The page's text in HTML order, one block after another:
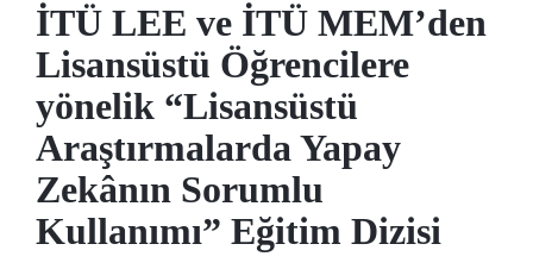
İTÜ LEE ve İTÜ MEM’den
Lisansüstü Öğrencilere
yönelik “Lisansüstü
Araştırmalarda Yapay
Zekânın Sorumlu
Kullanımı” Eğitim Dizisi